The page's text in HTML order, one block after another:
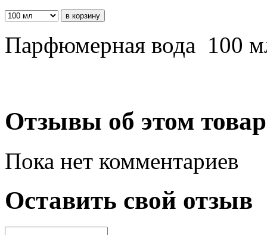
Парфюмерная вода 100
Отзывы об этом
Пока нет комментариев
Оставить свой отзыв